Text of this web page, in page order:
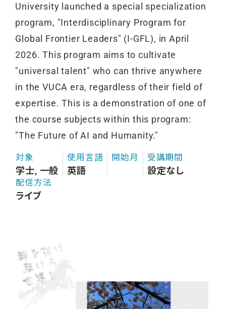
University launched a special specialization
program, "Interdisciplinary Program for
Global Frontier Leaders" (I-GFL), in April
2026. This program aims to cultivate
"universal talent" who can thrive anywhere
in the VUCA era, regardless of their field of
expertise. This is a demonstration of one of
the course subjects within this program:
"The Future of AI and Humanity."
対象
学士, 一般
使用言語
英語
開始月 受講期間
設定なし
配信方法
ライブ